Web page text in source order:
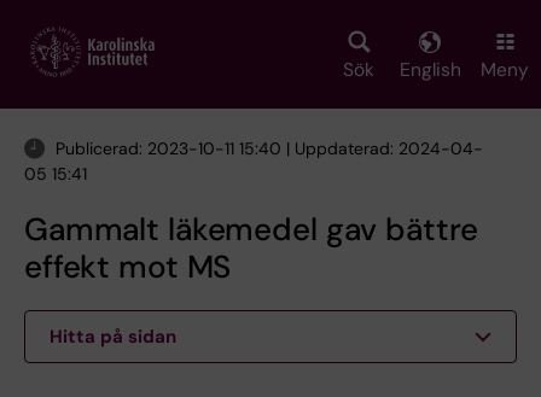
main
Sök English Meny
Publicerad: 2023-10-11 15:40 | Uppdaterad: 2024-04-
05 15:41
Gammalt läkemedel gav bättre
effekt mot MS
Hitta på sidan